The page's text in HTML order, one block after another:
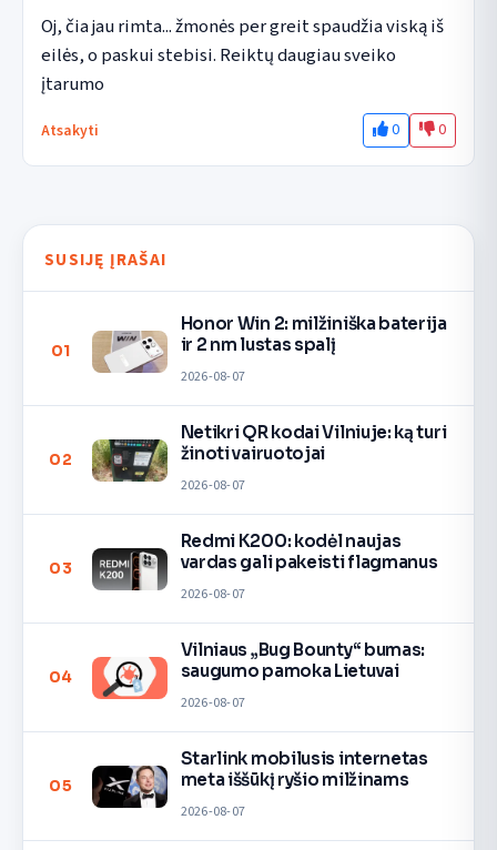
Oj, čia jau rimta... žmonės per greit spaudžia viską iš
eilės, o paskui stebisi. Reiktų daugiau sveiko
įtarumo
Atsakyti 0 0
SUSIJĘ ĮRAŠAI
01
Honor Win 2: milžiniška baterija
ir 2 nm lustas spalį
2026-08-07
02
Netikri QR kodai Vilniuje: ką turi
žinoti vairuotojai
2026-08-07
03
Redmi K200: kodėl naujas
vardas gali pakeisti flagmanus
2026-08-07
04
Vilniaus „Bug Bounty“ bumas:
saugumo pamoka Lietuvai
2026-08-07
05
Starlink mobilusis internetas
meta iššūkį ryšio milžinams
2026-08-07